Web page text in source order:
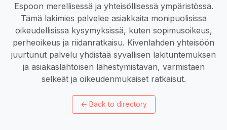
Espoon merellisessä ja yhteisöllisessä ympäristössä.
Tämä lakimies palvelee asiakkaita monipuolisissa
oikeudellisissa kysymyksissä, kuten sopimusoikeus,
perheoikeus ja riidanratkaisu. Kivenlahden yhteisöön
juurtunut palvelu yhdistää syvällisen lakituntemuksen
ja asiakaslähtöisen lähestymistavan, varmistaen
selkeät ja oikeudenmukaiset ratkaisut.
← Back to directory